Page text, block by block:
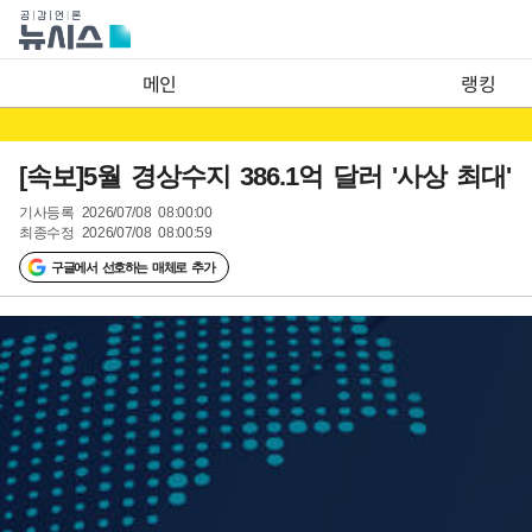
메인 랭킹
[속보]5월 경상수지 386.1억 달러 '사상 최대'
기사등록 2026/07/08 08:00:00
최종수정 2026/07/08 08:00:59
구글에서 선호하는 매체로 추가